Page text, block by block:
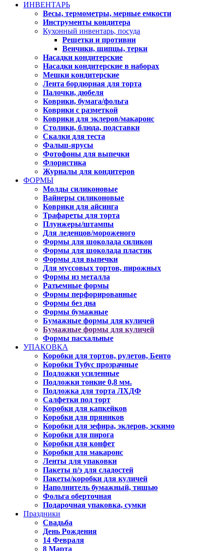
ИНВЕНТАРЬ
Весы, термометры, мерные емкости
Инструменты кондитера
Кухонный инвентарь, посуда
Решетки и противни
Венчики, щипцы, терки
Насадки кондитерские
Насадки кондитерские в наборах
Мешки кондитерские
Лента бордюрная для торта
Палочки, дюбеля
Коврики, бумага/фольга
Коврики с разметкой
Коврики для эклеров/макаронс
Столики, блюда, подставки
Скалки для теста
Фальш-ярусы
Фотофоны для выпечки
Флористика
Журналы для кондитеров
ФОРМЫ
Молды силиконовые
Вайнеры силиконовые
Коврики для айсинга
Трафареты для торта
Плунжеры/штампы
Для леденцов/мороженого
Формы для шоколада силикон
Формы для шоколада пластик
Формы для выпечки
Для муссовых тортов, пирожных
Формы из металла
Разъемные формы
Формы перфорированные
Формы без дна
Формы бумажные
Бумажные формы для куличей
Бумажные формы для куличей
Формы пасхальные
УПАКОВКА
Коробки для тортов, рулетов, Бенто
Коробки Тубус прозрачные
Подложки усиленные
Подложки тонкие 0,8 мм.
Подложка для торта ЛХДФ
Салфетки под торт
Коробки для капкейков
Коробки для пряников
Коробки для зефира, эклеров, эскимо
Коробки для пирога
Коробки для конфет
Коробки для макаронс
Ленты для упаковки
Пакеты п/э для сладостей
Пакеты/коробки для куличей
Наполнитель бумажный, тишью
Фольга оберточная
Подарочная упаковка, сумки
Праздники
Свадьба
День Рождения
14 Февраля
8 Марта